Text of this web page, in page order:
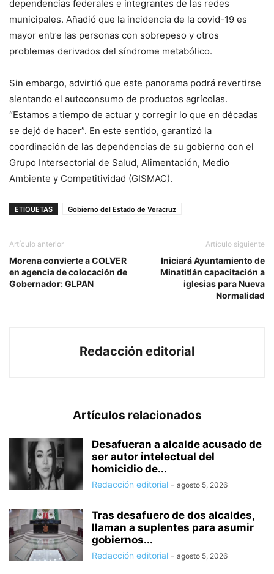
dependencias federales e integrantes de las redes
municipales. Añadió que la incidencia de la covid-19 es
mayor entre las personas con sobrepeso y otros
problemas derivados del síndrome metabólico.
Sin embargo, advirtió que este panorama podrá revertirse
alentando el autoconsumo de productos agrícolas.
“Estamos a tiempo de actuar y corregir lo que en décadas
se dejó de hacer”. En este sentido, garantizó la
coordinación de las dependencias de su gobierno con el
Grupo Intersectorial de Salud, Alimentación, Medio
Ambiente y Competitividad (GISMAC).
ETIQUETAS Gobierno del Estado de Veracruz
Artículo anterior
Morena convierte a COLVER
en agencia de colocación de
Gobernador: GLPAN
Artículo siguiente
Iniciará Ayuntamiento de
Minatitlán capacitación a
iglesias para Nueva
Normalidad
Redacción editorial
Artículos relacionados
Desafueran a alcalde acusado de
ser autor intelectual del
homicidio de...
Redacción editorial - agosto 5, 2026
Tras desafuero de dos alcaldes,
llaman a suplentes para asumir
gobiernos...
Redacción editorial - agosto 5, 2026